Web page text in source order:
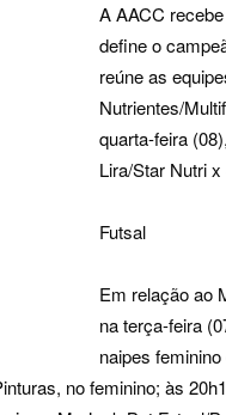
A AACC
define o
reúne as
Nutrientes/
quarta-feira
Lira/Star Nutri
Futsal
Em relação ao
na terça-feira
naipes
no feminino; às